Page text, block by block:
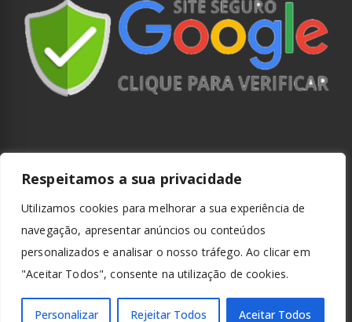
Respeitamos a sua privacidade
Utilizamos cookies para melhorar a sua experiência de
navegação, apresentar anúncios ou conteúdos
personalizados e analisar o nosso tráfego. Ao clicar em
"Aceitar Todos", consente na utilização de cookies.
Personalizar Rejeitar Todos Aceitar Todos